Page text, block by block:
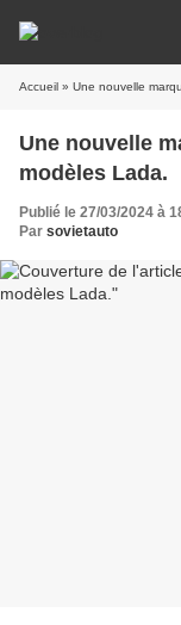
Accueil » Une nouvelle
Une nouvelle
modèles Lada.
Publié le 27/03/2024 à
Par sovietauto